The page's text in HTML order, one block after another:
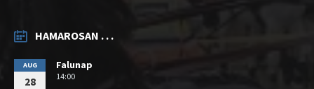
HAMAROSAN . . .
AUG
28
Falunap
14:00